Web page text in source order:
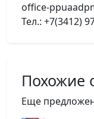
office-
Тел.: +7(3412)
Похожие
Еще